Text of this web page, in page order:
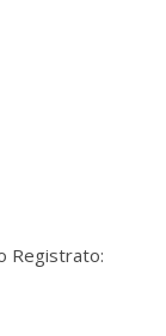
Registrato: